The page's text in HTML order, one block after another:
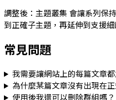
調整後： 主題叢集 會讓系列保
到正確子主題，再延伸到支援細
常見問題
我需要讓網站上的每篇文章
為什麼某篇文章沒有出現在
使用後我還可以刪除群組嗎？